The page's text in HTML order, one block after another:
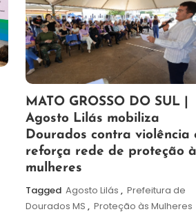
5
de
agosto
de
2026
Maurilio
MATO GROSSO DO SUL |
Agosto Lilás mobiliza
Dourados contra violência
reforça rede de proteção
mulheres
Tagged Agosto Lilás , Prefeitura de
Dourados MS , Proteção às Mulheres